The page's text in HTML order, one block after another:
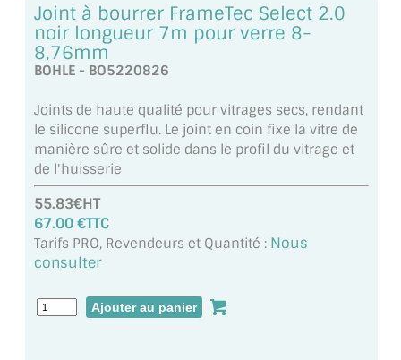
MIROIR SUR MESURE
MIROIR VIEILLI
MIROIR DÉCORATIF DE COULEUR
LOTS DE MIROIRS EN MOZAÏQUE
MIROIR POUR PORTE
MIROIR DE SALLE DE BAIN
MIROIR PAROI DE DOUCHE
MIROIR POUR SALLE DE SPORT
Joint à bourrer FrameTec Select 2.0
noir longueur 7m pour verre 8-
8,76mm
BOHLE - BO5220826
Joints de haute qualité pour vitrages secs, rendant
le silicone superflu. Le joint en coin fixe la vitre de
manière sûre et solide dans le profil du vitrage et
de l'huisserie
55.83€HT
67.00 €TTC
Tarifs PRO, Revendeurs et Quantité : Nous
consulter